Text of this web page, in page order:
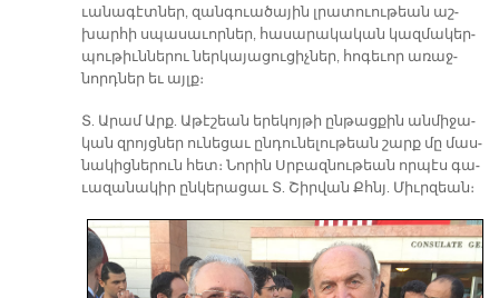
ւա­նա­գէտ­ներ, զան­գուա­ծա­յին լրա­տուու­թեան աշ­
խար­հի սպա­սա­ւոր­ներ, հա­սա­րա­կա­կան կազ­մա­կեր­
պու­թիւն­նե­րու ներ­կա­յա­ցու­ցիչ­ներ, հո­գե­ւոր ա­ռաջ­
նորդ­ներ եւ այլք։
Տ. Ա­րամ Արք. Ա­թէ­շեան ե­րե­կոյ­թի ըն­թաց­քին ան­մի­ջա­
կան զրոյց­ներ ու­նե­ցաւ ըն­դու­նե­լու­թեան շարք մը մաս­
նա­կից­նե­րուն հետ։ Նո­րին Սրբազ­նու­թեան որ­պէս գա­
ւա­զա­նա­կիր ըն­կե­րա­ցաւ Տ. Շիր­վան Քհնյ. Միւր­զեան։